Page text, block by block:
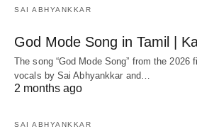
SAI ABHYANKKAR
God Mode Song in Tamil |
The song “God Mode Song” from the 2026
vocals by Sai Abhyankkar‬ and…
2 months ago
SAI ABHYANKKAR